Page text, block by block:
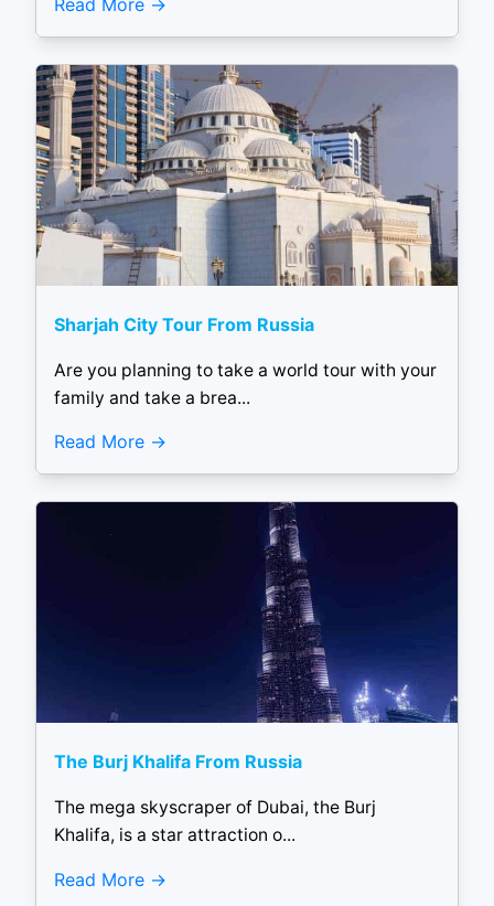
Read More
Sharjah City Tour From Russia
Are you planning to take a world tour with your
family and take a brea...
Read More
The Burj Khalifa From Russia
The mega skyscraper of Dubai, the Burj
Khalifa, is a star attraction o...
Read More